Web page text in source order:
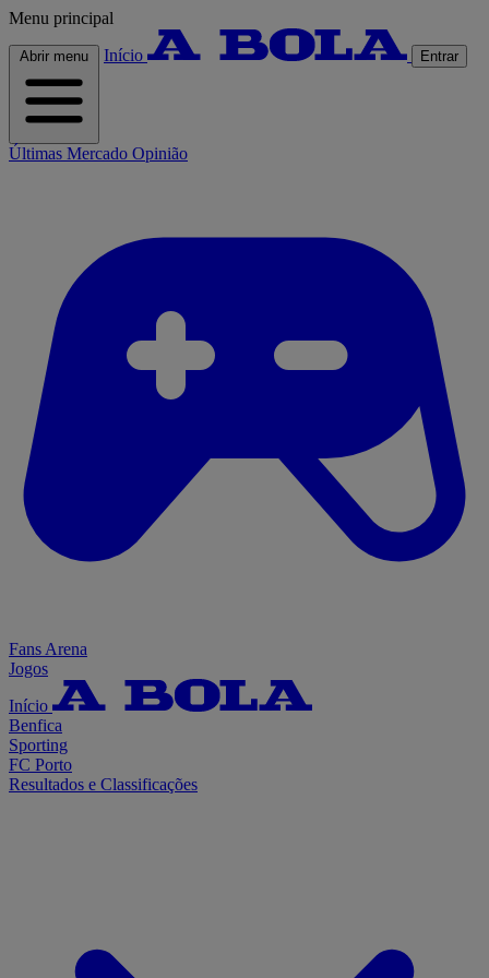
Menu principal
Abrir menu Início Entrar
Últimas Mercado Opinião
Fans Arena
Jogos
Início
Benfica
Sporting
FC Porto
Resultados e Classificações